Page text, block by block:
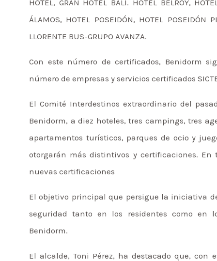
HOTEL, GRAN HOTEL BALI. HOTEL BELROY,
ÁLAMOS, HOTEL POSEIDÓN, HOTEL POSEIDÓN
LLORENTE BUS-GRUPO AVANZA.
Con este número de certificados, Benidorm
número de empresas y servicios certificados
El Comité Interdestinos extraordinario del
Benidorm, a diez hoteles, tres campings, tres
apartamentos turísticos, parques de ocio y
otorgarán más distintivos y certificaciones.
nuevas certificaciones
El objetivo principal que persigue la iniciativa
seguridad tanto en los residentes como en
Benidorm.
El alcalde, Toni Pérez, ha destacado que, con